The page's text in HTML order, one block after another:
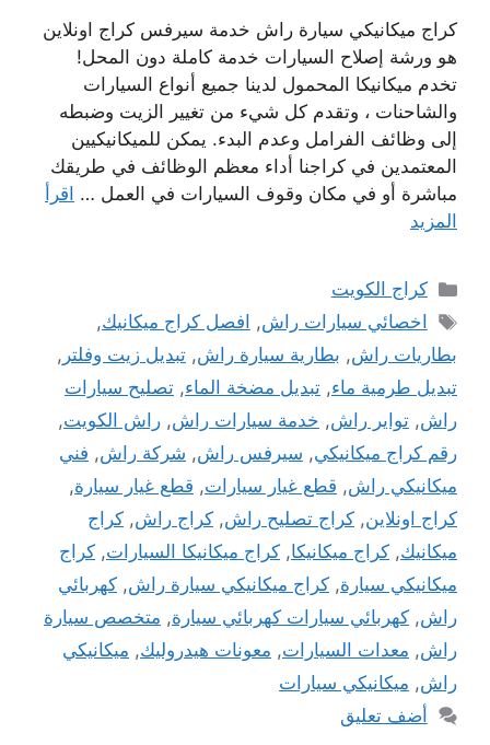
كراج ميكانيكي سيارة راش خدمة سيرفس كراج اونلاين
هو ورشة إصلاح السيارات خدمة كاملة دون المحل!
تخدم ميكانيكا المحمول لدينا جميع أنواع السيارات
والشاحنات ، وتقدم كل شيء من تغيير الزيت وضبطه
إلى وظائف الفرامل وعدم البدء. يمكن للميكانيكيين
المعتمدين في كراجنا أداء معظم الوظائف في طريقك
مباشرة أو في مكان وقوف السيارات في العمل … اقرأ
المزيد
التصنيفات
كراج الكويت
الوسوم
اخصائي سيارات راش, افصل كراج ميكانيك,
بطاريات راش, بطارية سيارة راش, تبديل زيت وفلتر ,
تبديل طرمية ماء, تبديل مضخة الماء, تصليح سيارات
راش, تواير راش, خدمة سيارات راش, راش الكويت,
رقم كراج ميكانيكي, سيرفس راش, شركة راش, فني
ميكانيكي راش, قطع غيار سيارات, قطع غيار سيارة,
كراج اونلاين, كراج تصليح راش, كراج راش, كراج
ميكانيك, كراج ميكانيكا, كراج ميكانيكا السيارات, كراج
ميكانيكي سيارة, كراج ميكانيكي سيارة راش, كهربائي
راش, كهربائي سيارات كهربائي سيارة, متخصص سيارة
راش, معدات السيارات, معونات هيدروليك, ميكانيكي
راش, ميكانيكي سيارات
أضف تعليق